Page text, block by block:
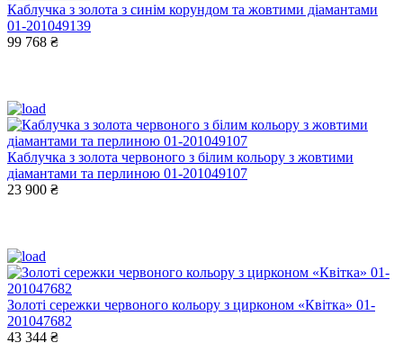
Каблучка з золота з синім корундом та жовтими діамантами
01-201049139
99 768 ₴
Каблучка з золота червоного з білим кольору з жовтими
діамантами та перлиною 01-201049107
23 900 ₴
Золоті сережки червоного кольору з цирконом «Квітка» 01-
201047682
43 344 ₴